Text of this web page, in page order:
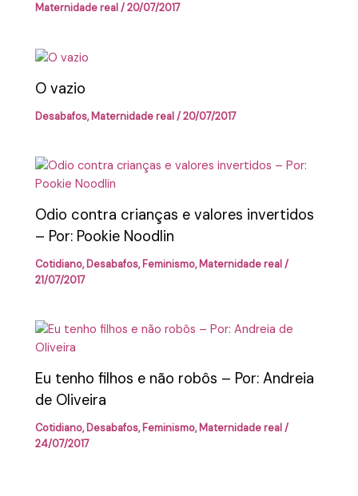
Maternidade real/20/07/2017
O vazio
Desabafos,Maternidade real/20/07/2017
Odio contra crianças e valores invertidos
– Por: Pookie Noodlin
Cotidiano,Desabafos,Feminismo,Maternidade real/
21/07/2017
Eu tenho filhos e não robôs – Por: Andreia
de Oliveira
Cotidiano,Desabafos,Feminismo,Maternidade real/
24/07/2017